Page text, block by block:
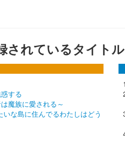
されているタイトル
する
魔族に愛される～
な島に住んでるわたしはどう